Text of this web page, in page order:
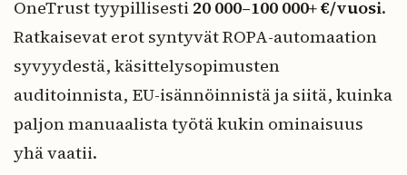
OneTrust tyypillisesti 20 000–100 000+ €/vuosi.
Ratkaisevat erot syntyvät ROPA-automaation
syvyydestä, käsittelysopimusten
auditoinnista, EU-isännöinnistä ja siitä, kuinka
paljon manuaalista työtä kukin ominaisuus
yhä vaatii.